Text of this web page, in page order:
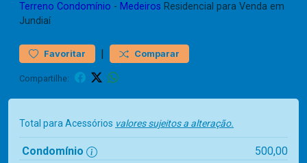
Terreno Condomínio - Medeiros Residencial para Venda em
Jundiaí
Favoritar | Comparar
Compartilhe:
Total para Acessórios valores sujeitos a alteração.
Condomínio
500,00